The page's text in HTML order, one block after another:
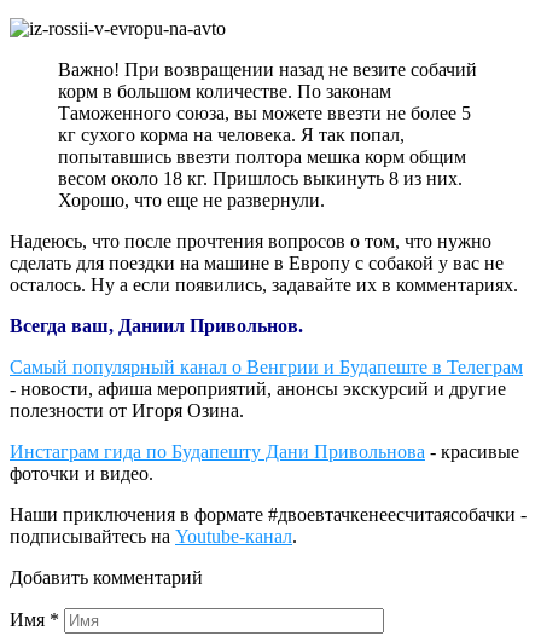
Важно! При возвращении назад не везите собачий
корм в большом количестве. По законам
Таможенного союза, вы можете ввезти не более 5
кг сухого корма на человека. Я так попал,
попытавшись ввезти полтора мешка корм общим
весом около 18 кг. Пришлось выкинуть 8 из них.
Хорошо, что еще не развернули.
Надеюсь, что после прочтения вопросов о том, что нужно
сделать для поездки на машине в Европу с собакой у вас не
осталось. Ну а если появились, задавайте их в комментариях.
Всегда ваш, Даниил Привольнов.
Самый популярный канал о Венгрии и Будапеште в Телеграм
- новости, афиша мероприятий, анонсы экскурсий и другие
полезности от Игоря Озина.
Инстаграм гида по Будапешту Дани Привольнова - красивые
фоточки и видео.
Наши приключения в формате #двоевтачкенеесчитаясобачки -
подписывайтесь на Youtube-канал.
Добавить комментарий
Имя *